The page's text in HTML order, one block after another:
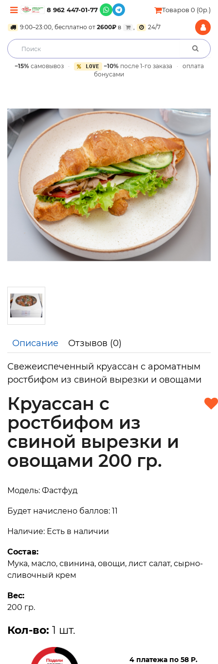
8 962 447-01-77 Товаров 0 (0р.)
9:00–23:00, бесплатно от 2600₽ в , 24/7
−15%самовывоз · LOVE −10%после 1-го заказа ·
оплата
бонусами
Описание Отзывов (0)
Свежеиспеченный круассан с ароматным
ростбифом из свиной вырезки и овощами
Круассан с
ростбифом из
свиной вырезки и
овощами 200 гр.
Модель: Фастфуд
Будет начислено баллов: 11
Наличие: Есть в наличии
Состав:
Мука, масло, свинина, овощи, лист салат, сырно-
сливочный крем
Вес:
200 гр.
Кол-во: 1 шт.
4 платежа по 58 Р.